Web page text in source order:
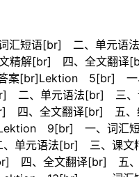
短语[br] 二、单元语
解[br] 四、全文翻
[br]Lektion 5[br] 一
、单元语法[br] 三、
四、全文翻译[br] 五
9[br] 一、词汇
单元语法[br] 三、课
四、全文翻译[br] 五